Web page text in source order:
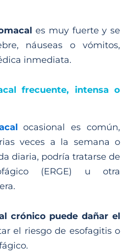
es muy fuerte y se
náuseas o vómitos,
inmediata.
frecuente, intensa o
ocasional es común,
veces a la semana o
diaria, podría tratarse de
(ERGE) u otra
crónico puede dañar el
el riesgo de esofagitis o